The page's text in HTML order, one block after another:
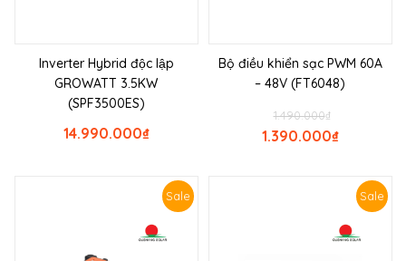
Inverter Hybrid độc lập
GROWATT 3.5KW
(SPF3500ES)
₫
14.990.000
Bộ điều khiển sạc PWM 60A
– 48V (FT6048)
₫
1.490.000
₫
1.390.000
Sale Sale